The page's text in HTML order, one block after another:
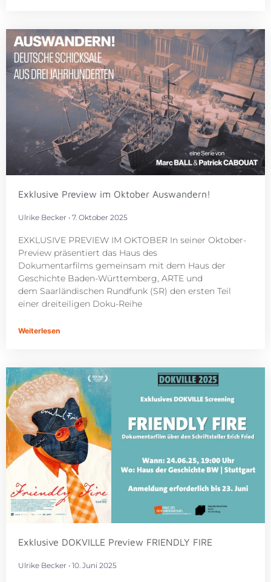
Exklusive Preview im Oktober Auswandern!
Ulrike Becker 7. Oktober 2025
EXKLUSIVE PREVIEW IM OKTOBER In seiner Oktober-
Preview präsentiert das Haus des
Dokumentarfilms gemeinsam mit dem Haus der
Geschichte Baden-Württemberg, ARTE und
dem Saarländischen Rundfunk (SR) den ersten Teil
einer dreiteiligen Doku-Reihe
Weiterlesen
Exklusive DOKVILLE Preview FRIENDLY FIRE
Ulrike Becker 10. Juni 2025